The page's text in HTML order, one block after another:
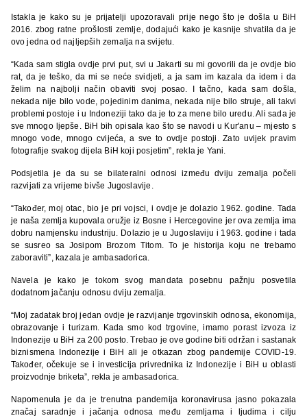
Istakla je kako su je prijatelji upozoravali prije nego što je došla u BiH
2016. zbog ratne prošlosti zemlje, dodajući kako je kasnije shvatila da je
ovo jedna od najljepših zemalja na svijetu.
“Kada sam stigla ovdje prvi put, svi u Jakarti su mi govorili da je ovdje bio
rat, da je teško, da mi se neće svidjeti, a ja sam im kazala da idem i da
želim na najbolji način obaviti svoj posao. I tačno, kada sam došla,
nekada nije bilo vode, pojedinim danima, nekada nije bilo struje, ali takvi
problemi postoje i u Indoneziji tako da je to za mene bilo uredu. Ali sada je
sve mnogo ljepše. BiH bih opisala kao što se navodi u Kur'anu – mjesto s
mnogo vode, mnogo cvijeća, a sve to ovdje postoji. Zato uvijek pravim
fotografije svakog dijela BiH koji posjetim”, rekla je Yani.
Podsjetila je da su se bilateralni odnosi između dviju zemalja počeli
razvijati za vrijeme bivše Jugoslavije.
“Također, moj otac, bio je pri vojsci, i ovdje je dolazio 1962. godine. Tada
je naša zemlja kupovala oružje iz Bosne i Hercegovine jer ova zemlja ima
dobru namjensku industriju. Dolazio je u Jugoslaviju i 1963. godine i tada
se susreo sa Josipom Brozom Titom. To je historija koju ne trebamo
zaboraviti”, kazala je ambasadorica.
Navela je kako je tokom svog mandata posebnu pažnju posvetila
dodatnom jačanju odnosu dviju zemalja.
“Moj zadatak broj jedan ovdje je razvijanje trgovinskih odnosa, ekonomija,
obrazovanje i turizam. Kada smo kod trgovine, imamo porast izvoza iz
Indonezije u BiH za 200 posto. Trebao je ove godine biti održan i sastanak
biznismena Indonezije i BiH ali je otkazan zbog pandemije COVID-19.
Također, očekuje se i investicija privrednika iz Indonezije i BiH u oblasti
proizvodnje briketa”, rekla je ambasadorica.
Napomenula je da je trenutna pandemija koronavirusa jasno pokazala
značaj saradnje i jačanja odnosa među zemljama i ljudima i cilju